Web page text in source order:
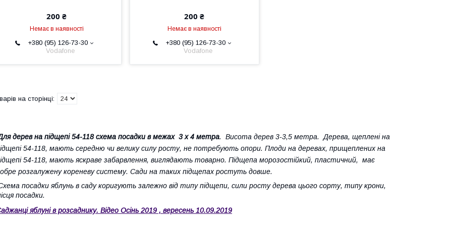
200 ₴
Немає в наявності
+380 (95) 126-73-30
Vodafone
200 ₴
Немає в наявності
+380 (95) 126-73-30
Vodafone
дерев на підщепі 54-118 схема посадки в межах 3 х 4 метра. Висота дерев 3-3,5 метра. Дерева, щеплені на
54-118, мають середню чи велику силу росту, не потребують опори. Плоди на деревах, прищеплених на
54-118, мають яскраве забарвлення, виглядають товарно. Підщепа морозостійкий, пластичний, має
розгалужену кореневу систему. Сади на таких підщепах ростуть довше.
посадки яблунь в саду коригують залежно від типу підщепи, сили росту дерева цього сорту, типу крони,
посадки.
яблуні в розсаднику. Відео Осінь 2019 , вересень 10.09.2019